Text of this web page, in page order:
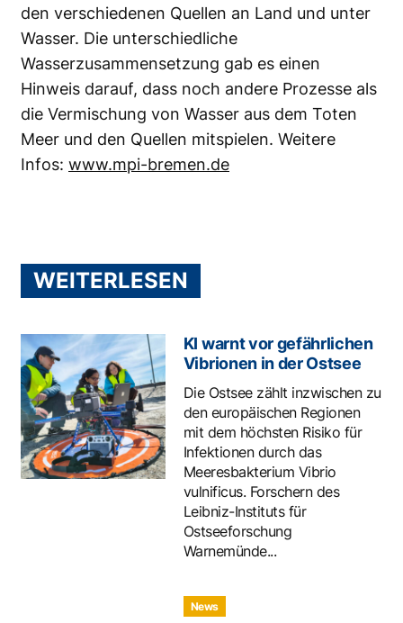
den verschiedenen Quellen an Land und unter
Wasser. Die unterschiedliche
Wasserzusammensetzung gab es einen
Hinweis darauf, dass noch andere Prozesse als
die Vermischung von Wasser aus dem Toten
Meer und den Quellen mitspielen. Weitere
Infos: www.mpi-bremen.de
WEITERLESEN
KI warnt vor gefährlichen
Vibrionen in der Ostsee
Die Ostsee zählt inzwischen zu
den europäischen Regionen
mit dem höchsten Risiko für
Infektionen durch das
Meeresbakterium Vibrio
vulnificus. Forschern des
Leibniz-Instituts für
Ostseeforschung
Warnemünde...
News